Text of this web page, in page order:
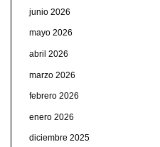
junio 2026
mayo 2026
abril 2026
marzo 2026
febrero 2026
enero 2026
diciembre 2025